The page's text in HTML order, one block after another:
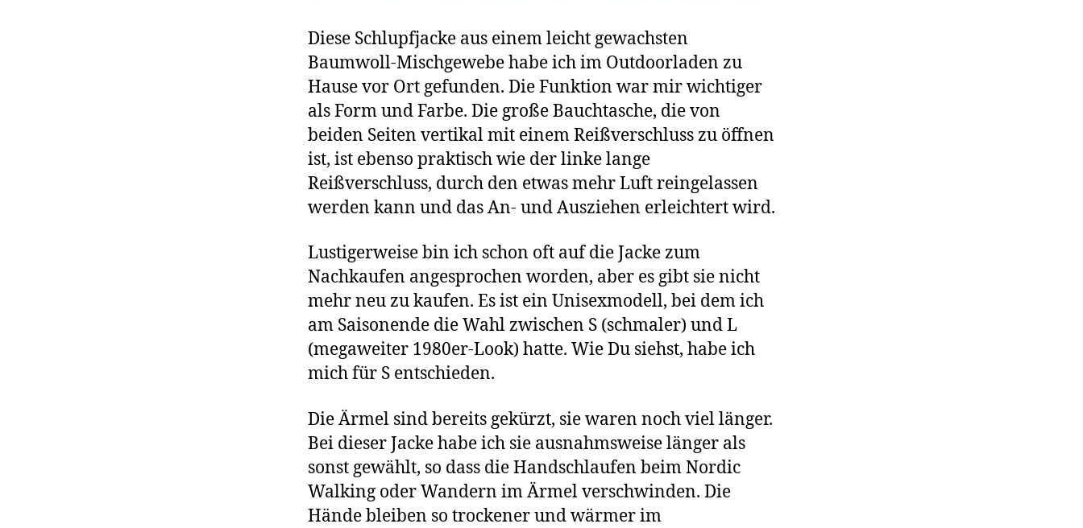
Diese Schlupfjacke aus einem leicht gewachsten
Baumwoll-Mischgewebe habe ich im Outdoorladen zu
Hause vor Ort gefunden. Die Funktion war mir wichtiger
als Form und Farbe. Die große Bauchtasche, die von
beiden Seiten vertikal mit einem Reißverschluss zu öffnen
ist, ist ebenso praktisch wie der linke lange
Reißverschluss, durch den etwas mehr Luft reingelassen
werden kann und das An- und Ausziehen erleichtert wird.
Lustigerweise bin ich schon oft auf die Jacke zum
Nachkaufen angesprochen worden, aber es gibt sie nicht
mehr neu zu kaufen. Es ist ein Unisexmodell, bei dem ich
am Saisonende die Wahl zwischen S (schmaler) und L
(megaweiter 1980er-Look) hatte. Wie Du siehst, habe ich
mich für S entschieden.
Die Ärmel sind bereits gekürzt, sie waren noch viel länger.
Bei dieser Jacke habe ich sie ausnahmsweise länger als
sonst gewählt, so dass die Handschlaufen beim Nordic
Walking oder Wandern im Ärmel verschwinden. Die
Hände bleiben so trockener und wärmer im